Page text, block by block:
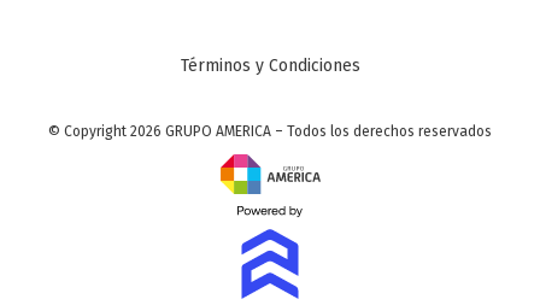
Términos y Condiciones
© Copyright 2026 GRUPO AMERICA – Todos los derechos reservados